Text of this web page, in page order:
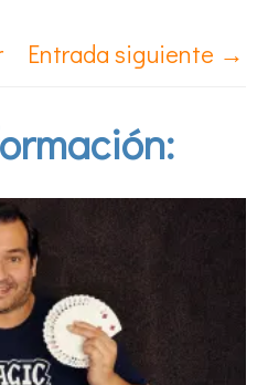
Entrada siguiente →